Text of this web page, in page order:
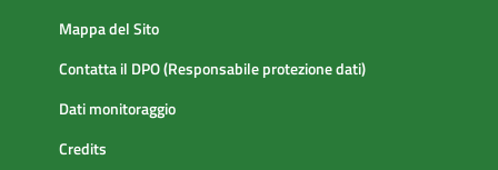
Mappa del Sito
Contatta il DPO (Responsabile protezione dati)
Dati monitoraggio
Credits